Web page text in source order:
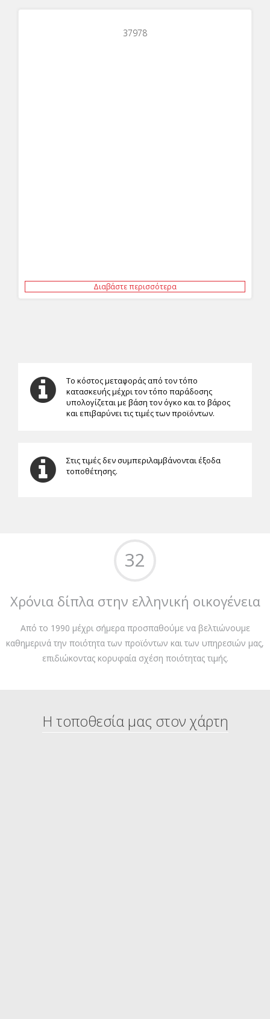
37978
Διαβάστε περισσότερα
Το κόστος μεταφοράς από τον τόπο
κατασκευής μέχρι τον τόπο παράδοσης
υπολογίζεται με βάση τον όγκο και το βάρος
και επιβαρύνει τις τιμές των προϊόντων.
Στις τιμές δεν συμπεριλαμβάνονται έξοδα
τοποθέτησης.
32
Χρόνια δίπλα στην ελληνική οικογένεια
Από το 1990 μέχρι σήμερα προσπαθούμε να βελτιώνουμε
καθημερινά την ποιότητα των προϊόντων και των υπηρεσιών μας,
επιδιώκοντας κορυφαία σχέση ποιότητας τιμής.
Η τοποθεσία μας στον χάρτη